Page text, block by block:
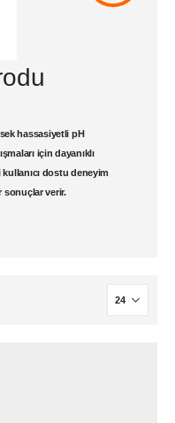
hassasiyetli pH
için dayanıklı
dostu deneyim
sonuçlar verir.